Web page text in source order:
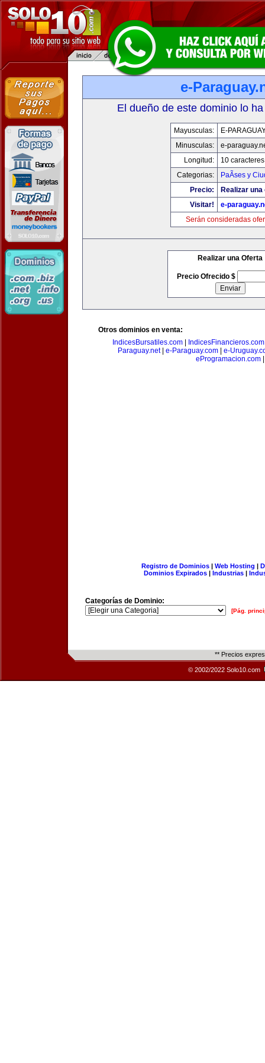
e-
El dueño de este dominio lo
Mayusculas:
E-
Minusculas:
e-
Longitud:
10 caracteres
Categorias:
PaÃ­ses y
Precio:
Realizar
Visitar!
e-
Serán consideradas
Realizar una Oferta
Precio Ofrecido $
Otros dominios en venta:
IndicesBursatiles.com
IndicesFinancieros.com
Paraguay.net| e-Paraguay.com| e-
eProgramacion.com
Registro de Dominios| Web Hosting |
Dominios Expirados | Industrias |
Categorías de Dominio:
[Pág.
** Precios
© 2002/2022 Solo10.com